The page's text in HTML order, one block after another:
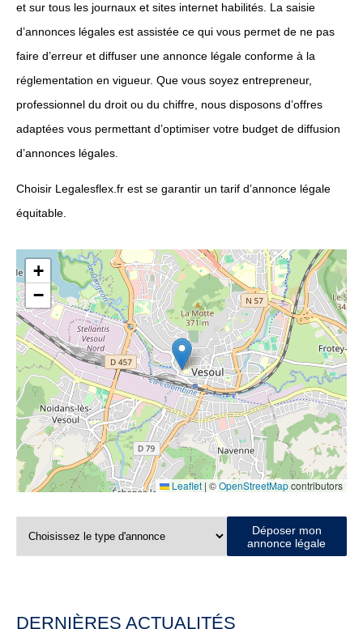
et sur tous les journaux et sites internet habilités. La saisie
d’annonces légales est assistée ce qui vous permet de ne pas
faire d’erreur et diffuser une annonce légale conforme à la
réglementation en vigueur. Que vous soyez entrepreneur,
professionnel du droit ou du chiffre, nous disposons d’offres
adaptées vous permettant d’optimiser votre budget de diffusion
d’annonces légales.
Choisir Legalesflex.fr est se garantir un tarif d’annonce légale
équitable.
+
−
Leaflet | ©OpenStreetMapcontributors
Déposer mon
annonce légale
DERNIÈRES ACTUALITÉS